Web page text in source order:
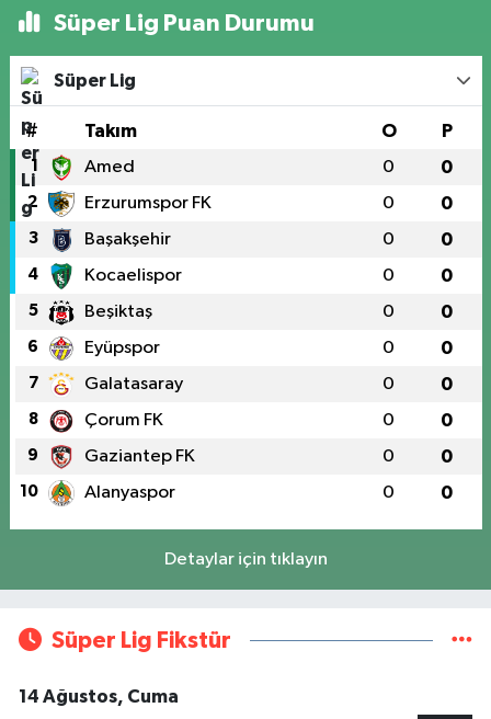
Süper Lig Puan Durumu
Süper Lig
# Takım O P
1 Amed 0 0
2 Erzurumspor FK 0 0
3 Başakşehir 0 0
4 Kocaelispor 0 0
5 Beşiktaş 0 0
6 Eyüpspor 0 0
7 Galatasaray 0 0
8 Çorum FK 0 0
9 Gaziantep FK 0 0
10 Alanyaspor 0 0
Detaylar için tıklayın
Süper Lig Fikstür
14 Ağustos, Cuma